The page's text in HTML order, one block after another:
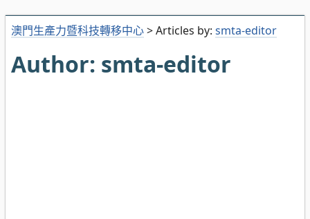
澳門生產力暨科技轉移中心>Articles by: smta-editor
Author: smta-editor